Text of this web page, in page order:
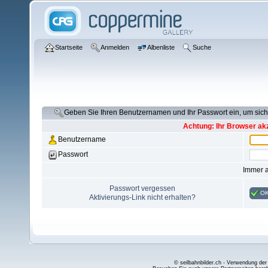
Startseite Anmelden Albenliste Suche
Geben Sie Ihren Benutzernamen und Ihr Passwort ein, um
Achtung: Ihr Browser
Benutzername
Passwort
Immer
Passwort vergessen
Aktivierungs-Link nicht erhalten?
© seilbahnbilder.ch - Verwendung